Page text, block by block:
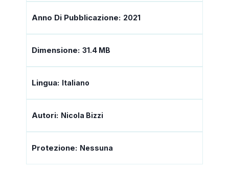
Anno Di Pubblicazione: 2021
Dimensione: 31.4 MB
Lingua: Italiano
Autori: Nicola Bizzi
Protezione: Nessuna